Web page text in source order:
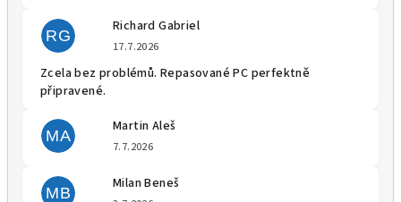
RG
Richard Gabriel
17.7.2026
Zcela bez problémů. Repasované PC perfektně
připravené.
MA
Martin Aleš
7.7.2026
MB
Milan Beneš